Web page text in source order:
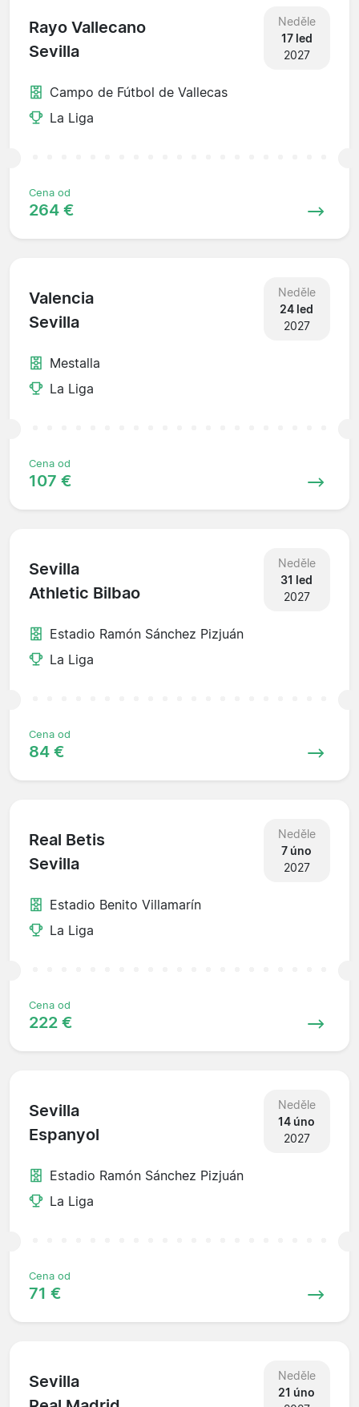
Rayo Vallecano
Sevilla
Neděle
17 led
2027
Campo de Fútbol de Vallecas
La Liga
Cena od
264 €
Valencia
Sevilla
Neděle
24 led
2027
Mestalla
La Liga
Cena od
107 €
Sevilla
Athletic Bilbao
Neděle
31 led
2027
Estadio Ramón Sánchez Pizjuán
La Liga
Cena od
84 €
Real Betis
Sevilla
Neděle
7 úno
2027
Estadio Benito Villamarín
La Liga
Cena od
222 €
Sevilla
Espanyol
Neděle
14 úno
2027
Estadio Ramón Sánchez Pizjuán
La Liga
Cena od
71 €
Sevilla
Neděle
21 úno